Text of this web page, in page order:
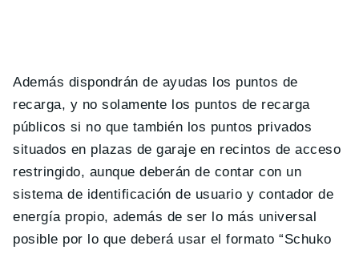
Además dispondrán de ayudas los puntos de
recarga, y no solamente los puntos de recarga
públicos si no que también los puntos privados
situados en plazas de garaje en recintos de acceso
restringido, aunque deberán de contar con un
sistema de identificación de usuario y contador de
energía propio, además de ser lo más universal
posible por lo que deberá usar el formato “Schuko